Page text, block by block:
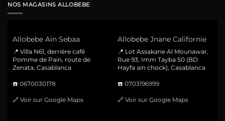
NOS MAGASINS ALLOBEBE
Allobebe Ain Sebaa
📍 Villa N61, derrière café
Pomme de Pain, route de
Zenata, Casablanca
☎️ 0670030178
🔗 Voir sur Google Maps
Allobebe Jnane Californie
📍 Lot Assakane Al Mounawar,
Rue 93, Imm Tayba 50 (BD
Hayfa ain chock), Casablanca
☎️ 0703196999
🔗 Voir sur Google Maps